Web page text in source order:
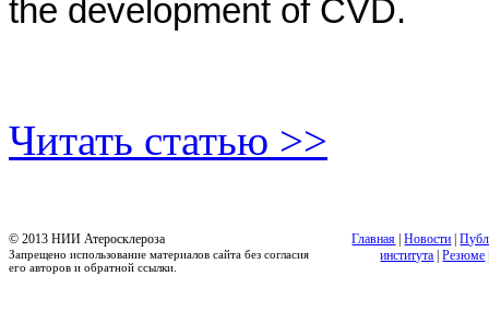
the development of CVD.
Читать статью >>
© 2013 НИИ Атеросклероза
Запрещено использование материалов сайта без согласия
его авторов и обратной ссылки.
Главная |Новости |
института |Резюме